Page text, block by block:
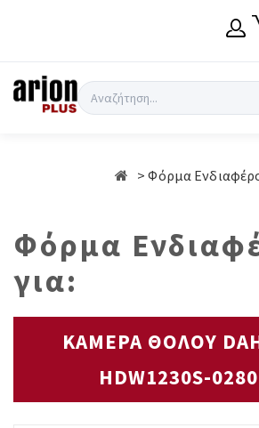
Σύνδεση χρήση
Αναζήτηση
Φόρμα
Φόρμα
για:
ΚΑΜΕΡΑ ΘΟΛΟΥ
HDW1230S-